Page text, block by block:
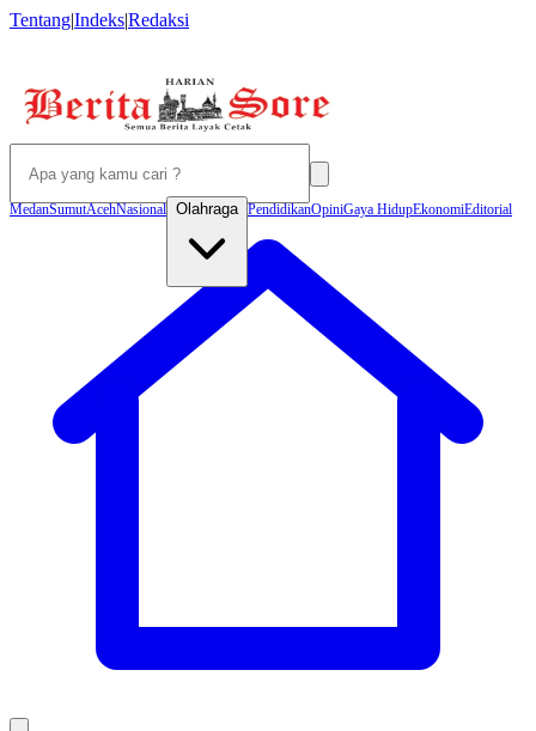
Tentang|Indeks|Redaksi
MedanSumutAcehNasional Olahraga PendidikanOpiniGaya HidupEkonomiEditorial